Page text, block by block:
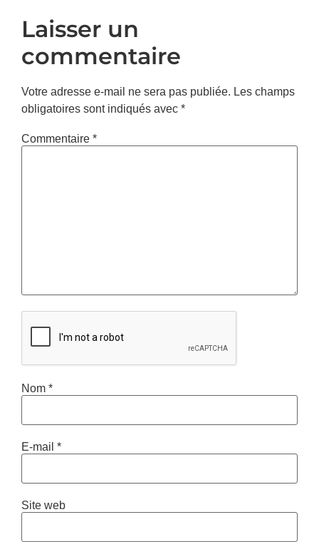
Laisser un
commentaire
Votre adresse e-mail ne sera pas publiée. Les champs
obligatoires sont indiqués avec*
Commentaire*
Nom*
E-mail *
Site web